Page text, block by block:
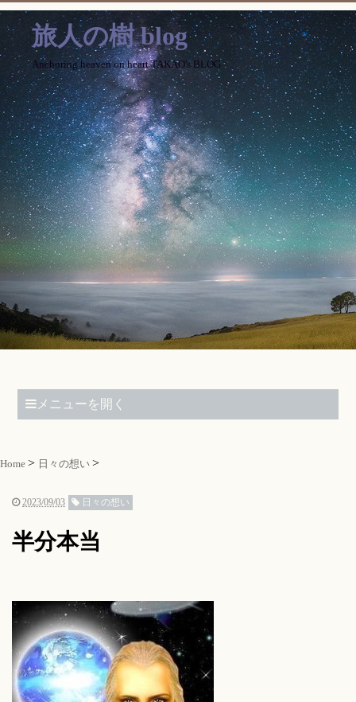
旅人の樹 blog
Anchoring heaven on heart TAKAO's BLOG
メニューを開く
Home 日々の想い
2023/09/03 日々の想い
半分本当